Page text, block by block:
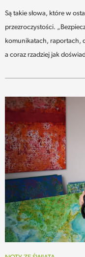
Są takie słowa, które w
przezroczystości.
komunikatach, raportach,
a coraz rzadziej jak